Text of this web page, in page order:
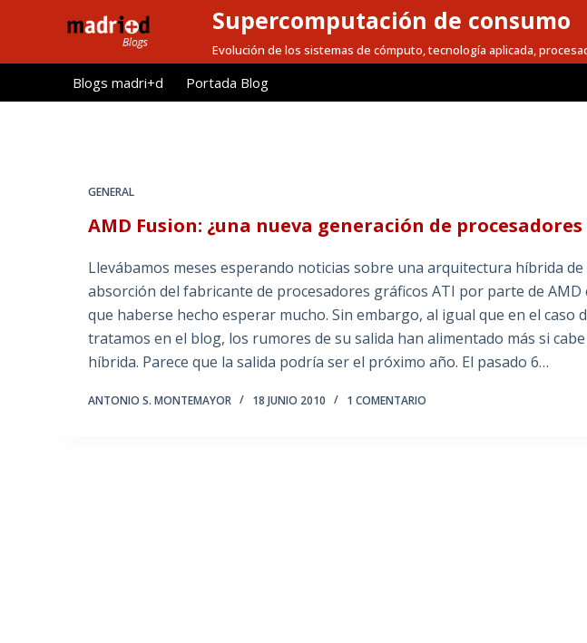
l
Supercomputación de consumo
Evolución de los sistemas de cómputo, tecnología aplicada,
Blogs madri+d Portada Blog
GENERAL
AMD Fusion: ¿una nueva generación de
Llevábamos meses esperando noticias sobre una arquitectura híbrida de
absorción del fabricante de procesadores gráficos ATI por parte de
que haberse hecho esperar mucho. Sin embargo, al igual que en el caso
tratamos en el blog, los rumores de su salida han alimentado más si
híbrida. Parece que la salida podría ser el próximo año. El pasado 6…
ANTONIO S. MONTEMAYOR 18 JUNIO 2010 1 COMENTARIO